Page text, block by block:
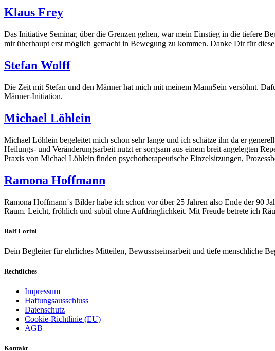
Klaus Frey
Das Initiative Seminar, über die Grenzen gehen, war mein Einstieg in die tiefere
mir überhaupt erst möglich gemacht in Bewegung zu kommen. Danke Dir für
Stefan Wolff
Die Zeit mit Stefan und den Männer hat mich mit meinem MannSein versöhnt.
Männer-Initiation.
Michael Löhlein
Michael Löhlein begeleitet mich schon sehr lange und ich schätze ihn da er
Heilungs- und Veränderungsarbeit nutzt er sorgsam aus einem breit angelegten
Praxis von Michael Löhlein finden psychotherapeutische Einzelsitzungen,
Ramona Hoffmann
Ramona Hoffmann´s Bilder habe ich schon vor über 25 Jahren also Ende der 90
Raum. Leicht, fröhlich und subtil ohne Aufdringlichkeit. Mit Freude betrete ich
Ralf Lorini
Dein Begleiter für ehrliches Mitteilen, Bewusstseinsarbeit und tiefe menschliche
Rechtliches
Impressum
Haftungsausschluss
Datenschutz
Cookie-Richtlinie (EU)
AGB
Kontakt